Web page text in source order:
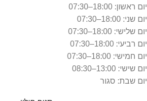
יום ראשון: 18:00–07:30
יום שני: 18:00–07:30
יום שלישי: 18:00–07:30
יום רביעי: 18:00–07:30
יום חמישי: 18:00–07:30
יום שישי: 13:00–08:30
יום שבת: סגור